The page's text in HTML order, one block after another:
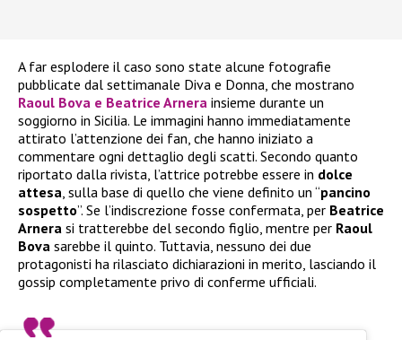
A far esplodere il caso sono state alcune fotografie
pubblicate dal settimanale Diva e Donna, che mostrano
Raoul Bova e Beatrice Arnera insieme durante un
soggiorno in Sicilia. Le immagini hanno immediatamente
attirato l’attenzione dei fan, che hanno iniziato a
commentare ogni dettaglio degli scatti. Secondo quanto
riportato dalla rivista, l’attrice potrebbe essere in dolce
attesa, sulla base di quello che viene definito un “pancino
sospetto”. Se l’indiscrezione fosse confermata, per Beatrice
Arnera si tratterebbe del secondo figlio, mentre per Raoul
Bova sarebbe il quinto. Tuttavia, nessuno dei due
protagonisti ha rilasciato dichiarazioni in merito, lasciando il
gossip completamente privo di conferme ufficiali.